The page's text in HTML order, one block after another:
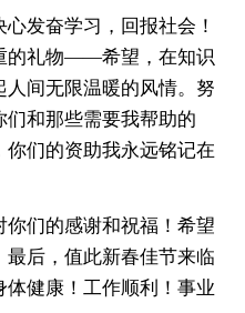
发奋学习，回报社会！
的礼物——希望，在知识
间无限温暖的风情。努
和那些需要我帮助的
你们的资助我永远铭记在
们的感谢和祝福！希望
后，值此新春佳节来临
健康！工作顺利！事业